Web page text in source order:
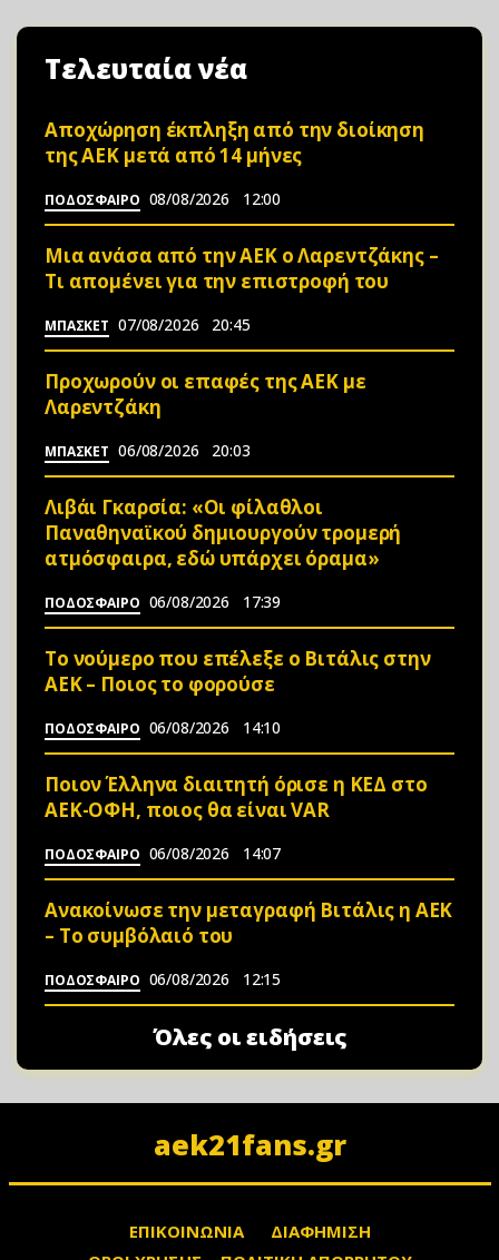
Τελευταία νέα
Αποχώρηση έκπληξη από την διοίκηση
της ΑΕΚ μετά από 14 μήνες
ΠΟΔΟΣΦΑΙΡΟ 08/08/2026 12:00
Μια ανάσα από την ΑΕΚ ο Λαρεντζάκης –
Τι απομένει για την επιστροφή του
ΜΠΑΣΚΕΤ 07/08/2026 20:45
Προχωρούν οι επαφές της ΑΕΚ με
Λαρεντζάκη
ΜΠΑΣΚΕΤ 06/08/2026 20:03
Λιβάι Γκαρσία: «Οι φίλαθλοι
Παναθηναϊκού δημιουργούν τρομερή
ατμόσφαιρα, εδώ υπάρχει όραμα»
ΠΟΔΟΣΦΑΙΡΟ 06/08/2026 17:39
Το νούμερο που επέλεξε ο Βιτάλις στην
ΑΕΚ – Ποιος το φορούσε
ΠΟΔΟΣΦΑΙΡΟ 06/08/2026 14:10
Ποιον Έλληνα διαιτητή όρισε η ΚΕΔ στο
ΑΕΚ-ΟΦΗ, ποιος θα είναι VAR
ΠΟΔΟΣΦΑΙΡΟ 06/08/2026 14:07
Ανακοίνωσε την μεταγραφή Βιτάλις η ΑΕΚ
– Το συμβόλαιό του
ΠΟΔΟΣΦΑΙΡΟ 06/08/2026 12:15
Όλες οι ειδήσεις
aek21fans.gr
ΕΠΙΚΟΙΝΩΝΙΑ
ΔΙΑΦΗΜΙΣΗ